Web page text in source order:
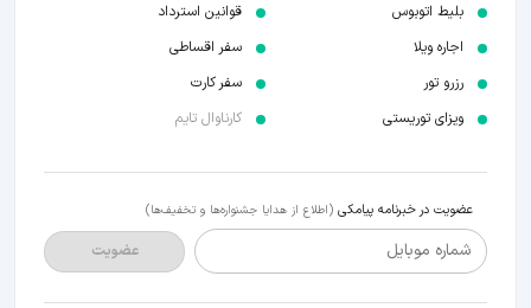
بلیط اتوبوس
اجاره ویلا
رزرو تور
ویزای توریستی
قوانین استرداد
سفر اقساطی
سفر کارت
کارناوال تایم
عضویت در خبرنامه پیامکی (اطلاع از هدایا جشنواره‌ها و تخفیف‌ها)
شماره موبایل عضویت